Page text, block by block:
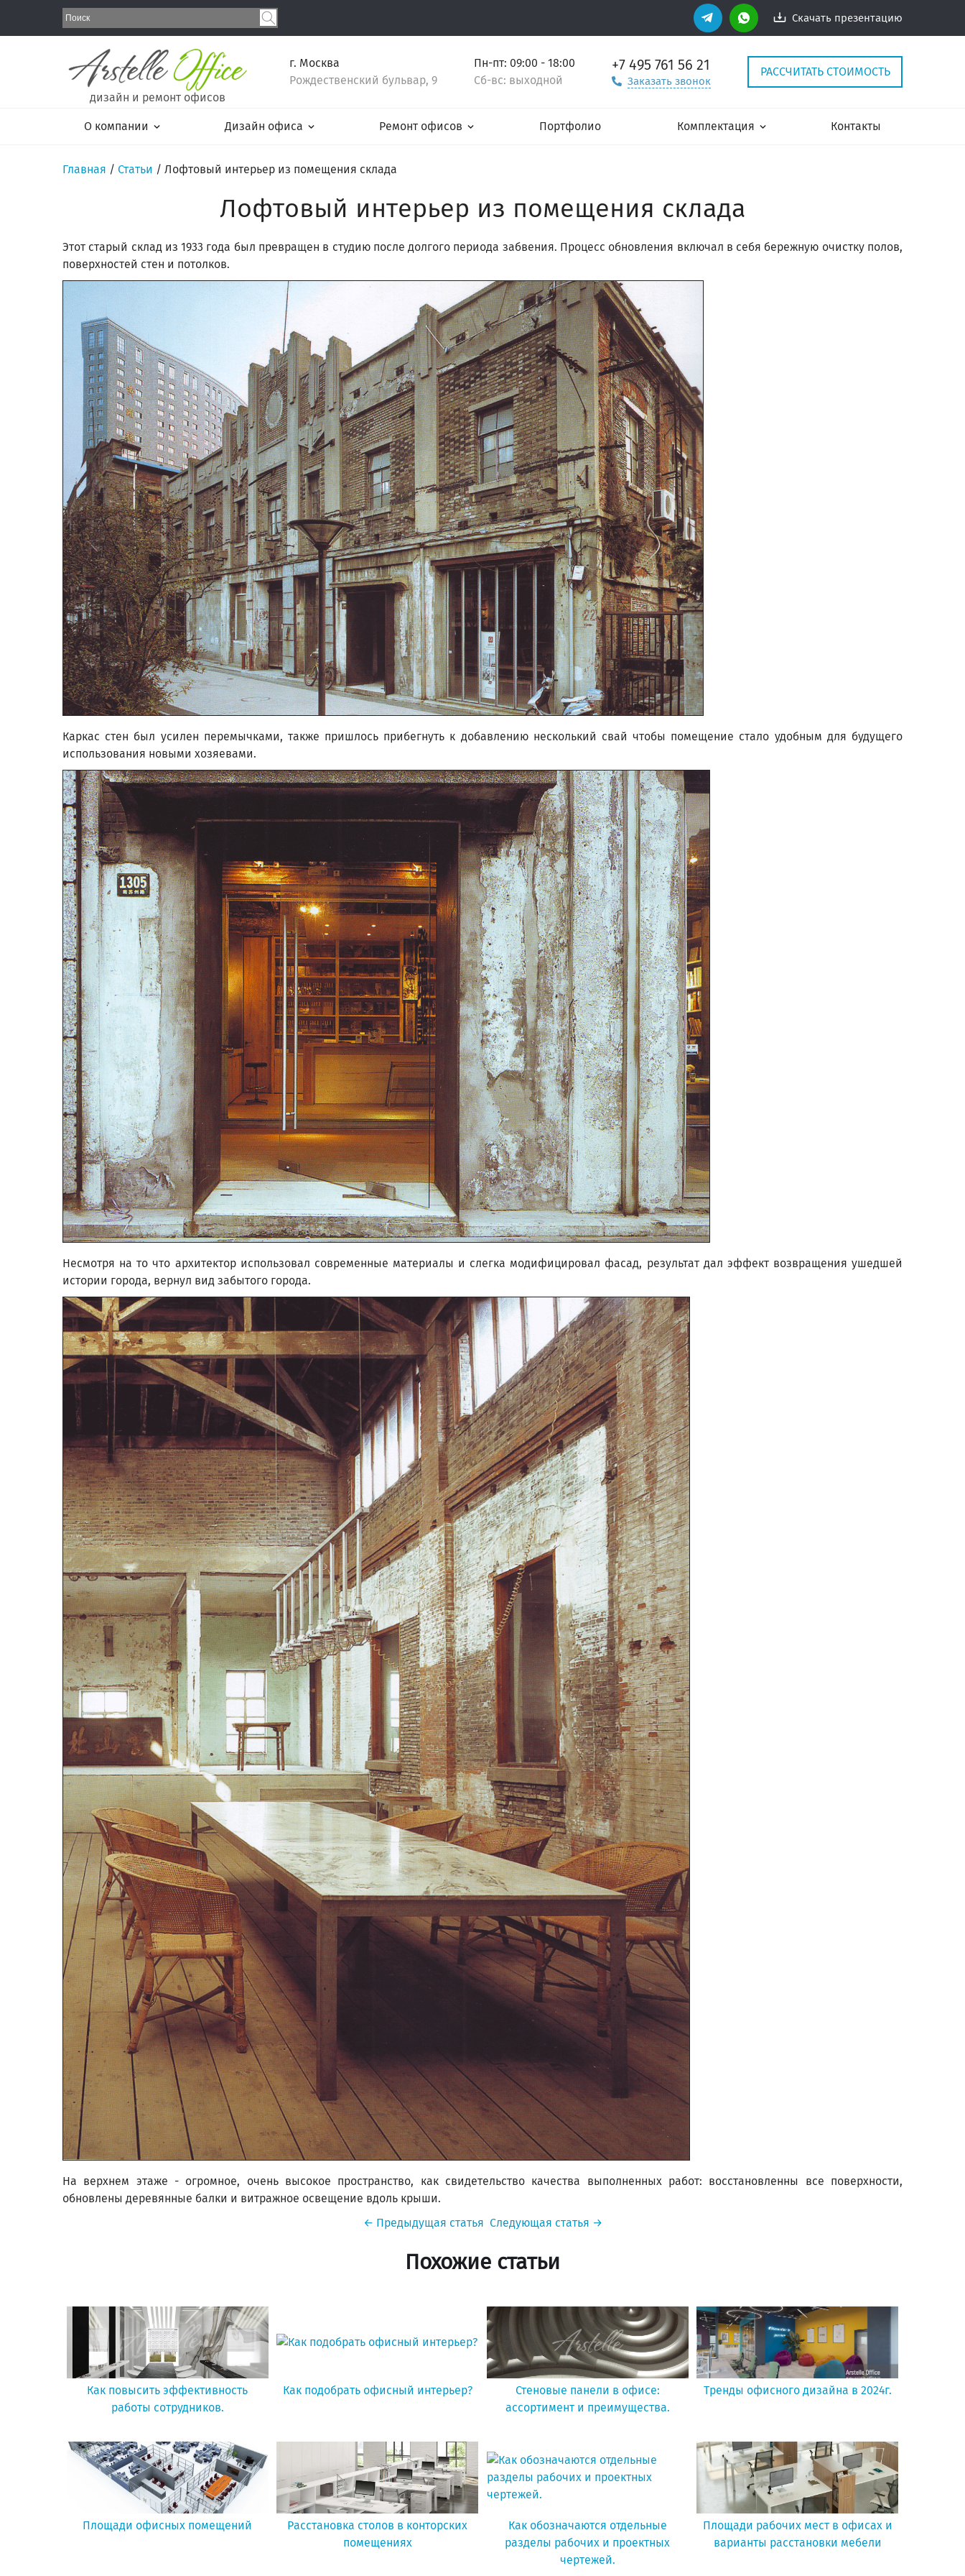
Скачать презентацию
дизайн и ремонт офисов
г. Москва
Рождественский бульвар, 9
Пн-пт: 09:00 - 18:00
Сб-вс: выходной
+7 495 761 56 21
Заказать звонок
РАССЧИТАТЬ СТОИМОСТЬ
О компании Дизайн офиса Ремонт офисов Портфолио Комплектация Контакты
Главная / Статьи / Лофтовый интерьер из помещения склада
Лофтовый интерьер из помещения склада
Этот старый склад из 1933 года был превращен в студию после долгого периода забвения. Процесс обновления включал в себя бережную очистку полов,
поверхностей стен и потолков.
Каркас стен был усилен перемычками, также пришлось прибегнуть к добавлению несколький свай чтобы помещение стало удобным для будущего
использования новыми хозяевами.
Несмотря на то что архитектор использовал современные материалы и слегка модифицировал фасад, результат дал эффект возвращения ушедшей
истории города, вернул вид забытого города.
На верхнем этаже - огромное, очень высокое пространство, как свидетельство качества выполненных работ: восстановленны все поверхности,
обновлены деревянные балки и витражное освещение вдоль крыши.
← Предыдущая статья Следующая статья →
Похожие статьи
Как повысить эффективность
работы сотрудников.
Как подобрать офисный интерьер?
Стеновые панели в офисе:
ассортимент и преимущества.
Тренды офисного дизайна в 2024г.
Площади офисных помещений
Расстановка столов в конторских
помещениях
Как обозначаются отдельные
разделы рабочих и проектных
чертежей.
Площади рабочих мест в офисах и
варианты расстановки мебели